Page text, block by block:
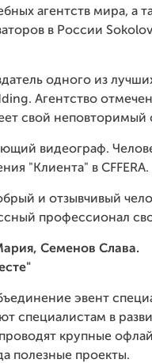
агентств мира, а
в России
одного из
Агентство
свой неповторимый
видеограф.
"Клиента" в CFFERA.
и отзывчивый
профессионал
Семенов Слава.
эвент
специалистам в
крупные
полезные проекты.